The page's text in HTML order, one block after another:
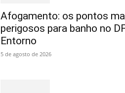
Afogamento: os pontos
perigosos para banho no
Entorno
5 de agosto de 2026